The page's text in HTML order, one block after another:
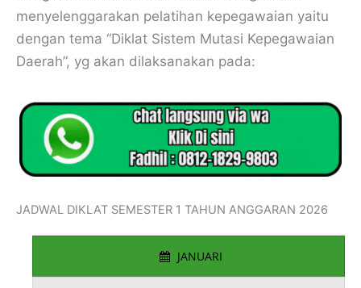
menyelenggarakan pelatihan kepegawaian yaitu
dengan tema “Diklat Sistem Mutasi Kepegawaian
Daerah”, yg akan dilaksanakan pada:
JADWAL DIKLAT SEMESTER 1 TAHUN ANGGARAN 2026
JANUARI